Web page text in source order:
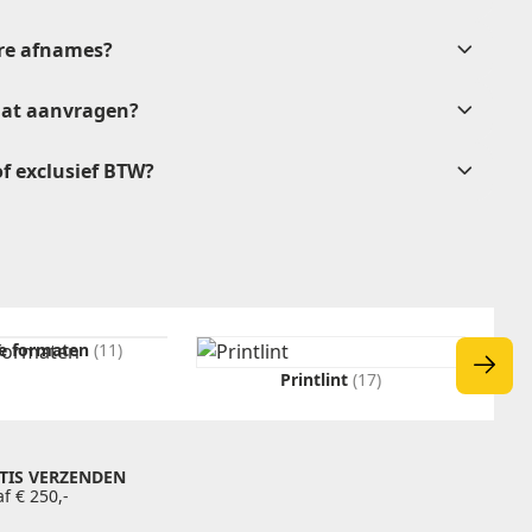
verkoop@etikon.nl
afnames?
aanvragen?
exclusief BTW?
formaten (11)
Printlint (17)
VERZENDEN
€ 250,-